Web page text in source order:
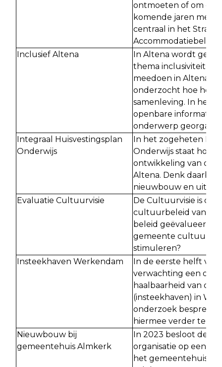
ontmoeten of om er
komende jaren mee
centraal in het
Accommodatiebeleid.
Inclusief Altena
In Altena wordt
thema inclusiviteit: in
meedoen in Altena?
onderzocht hoe het
samenleving. In het
openbare
onderwerp
Integraal Huisvestingsplan
Onderwijs
In het zogeheten
Onderwijs staat hoe
ontwikkeling van de
Altena. Denk daarbij
nieuwbouw en
Evaluatie Cultuurvisie
De Cultuurvisie is de
cultuurbeleid van
beleid geëvalueerd.
gemeente cultuur in
stimuleren?
Insteekhaven Werkendam
In de eerste helft
verwachting een
haalbaarheid van de
(insteekhaven) in
onderzoek
hiermee verder te
Nieuwbouw bij
gemeentehuis Almkerk
In 2023 besloot de
organisatie op een
het gemeentehuis in